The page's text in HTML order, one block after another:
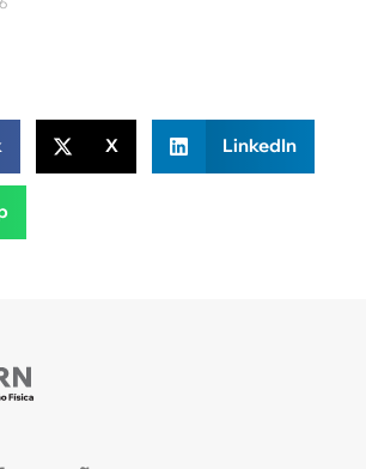
X LinkedIn